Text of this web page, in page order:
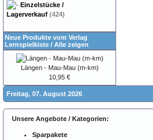
Einzelstücke /
Lagerverkauf (424)
Neue Produkte vom Verlag
Lernspielkiste / Alle zeigen
Längen - Mau-Mau (m-km)
10,95 €
Freitag, 07. August 2026
Unsere Angebote / Kategorien:
Sparpakete